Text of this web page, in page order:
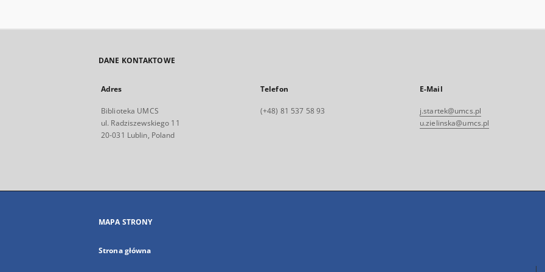
DANE KONTAKTOWE
Adres
Biblioteka UMCS
ul. Radziszewskiego 11
20-031 Lublin, Poland
Telefon
(+48) 81 537 58 93
E-Mail
j.startek@umcs.pl
u.zielinska@umcs.pl
MAPA STRONY
Strona główna